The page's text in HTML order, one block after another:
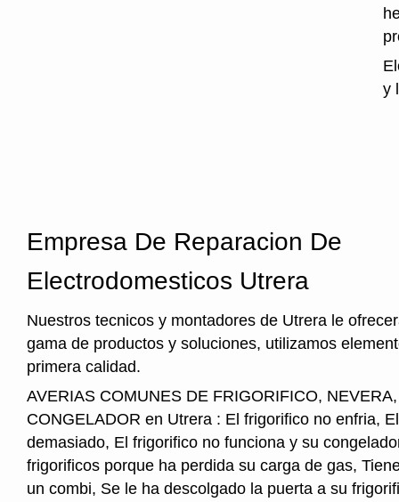
y
Empresa De Reparacion De
Electrodomesticos Utrera
Nuestros tecnicos y montadores de Utrera le
gama de productos y soluciones, utilizamos
primera calidad.
AVERIAS COMUNES DE FRIGORIFICO,
CONGELADOR en Utrera : El frigorifico no enfria,
demasiado, El frigorifico no funciona y su
frigorificos porque ha perdida su carga de gas,
un combi, Se le ha descolgado la puerta a su